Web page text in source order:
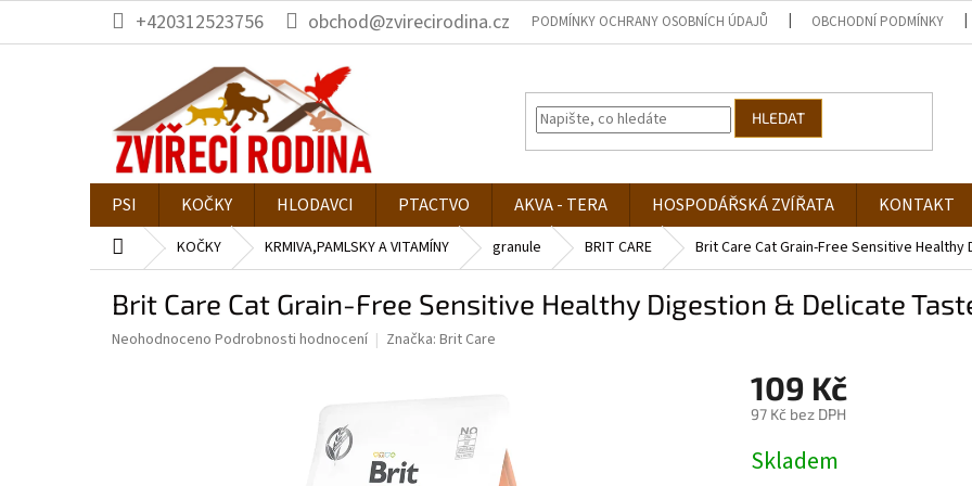
obsah
+420312523756 obchod@zvirecirodina.cz PODMÍNKY OCHRANY OSOBNÍCH ÚDAJŮ OBCHODNÍ PODMÍNKY
HLEDAT
PSI KOČKY HLODAVCI PTACTVO AKVA - TERA HOSPODÁŘSKÁ ZVÍŘATA KONTAKT
Domů KOČKY KRMIVA,PAMLSKY A VITAMÍNY granule BRIT CARE Brit Care Cat Grain-Free Sensitive
Brit Care Cat Grain-Free Sensitive Healthy Digestion & Delicate
Průměrné
Neohodnoceno Podrobnosti hodnocení Značka: Brit Care
109 Kč
97 Kč bez DPH
cena:
Skladem